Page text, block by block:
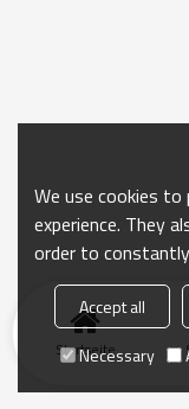
Startseite
We use cookies
experience. They
order to
Accept all
Necessary